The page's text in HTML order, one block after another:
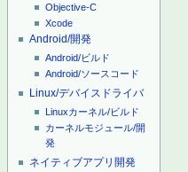
Objective-C
Xcode
Android/開発
Android/ビルド
Android/ソースコード
Linux/デバイスドライバ
Linuxカーネル/ビルド
カーネルモジュール/開
発
ネイティブアプリ開発